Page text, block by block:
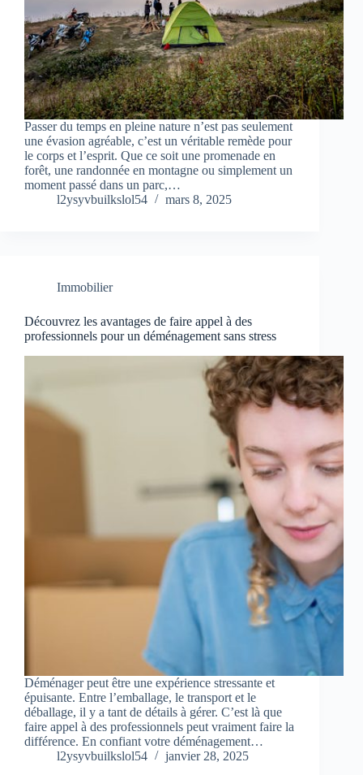
Passer du temps en pleine nature n’est pas seulement
une évasion agréable, c’est un véritable remède pour
le corps et l’esprit. Que ce soit une promenade en
forêt, une randonnée en montagne ou simplement un
moment passé dans un parc,…
l2ysyvbuilkslol54
mars 8, 2025
Immobilier
Découvrez les avantages de faire appel à des
professionnels pour un déménagement sans stress
Déménager peut être une expérience stressante et
épuisante. Entre l’emballage, le transport et le
déballage, il y a tant de détails à gérer. C’est là que
faire appel à des professionnels peut vraiment faire la
différence. En confiant votre déménagement…
l2ysyvbuilkslol54
janvier 28, 2025